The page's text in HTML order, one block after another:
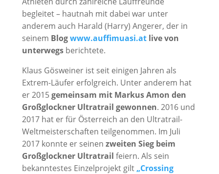
begleitet – hautnah mit dabei war unter
anderem auch Harald (Harry) Angerer, der in
seinem Blogwww.auffimuasi.atlive von
unterwegsberichtete.
Klaus Gösweiner ist seit einigen Jahren als
Extrem-Läufer erfolgreich. Unter anderem hat
er 2015gemeinsam mit Markus Amon den
Großglockner Ultratrail gewonnen. 2016 und
2017 hat er für Österreich an den Ultratrail-
Weltmeisterschaften teilgenommen. Im Juli
2017 konnte er seinen zweiten Sieg beim
Großglockner Ultratrail feiern. Als sein
bekanntestes Einzelprojekt gilt „Crossing